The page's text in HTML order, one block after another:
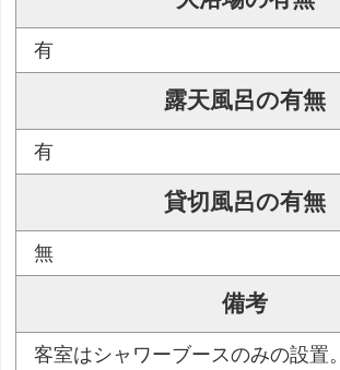
有
露天風呂の有無
有
貸切風呂の有無
無
備考
客室はシャワーブースのみの設置。